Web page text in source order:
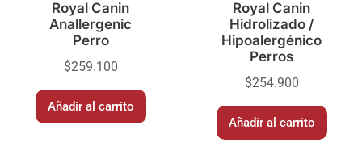
Royal Canin
Anallergenic
Perro
$259.100
Añadir al carrito
Royal Canin
Hidrolizado /
Hipoalergénico
Perros
$254.900
Añadir al carrito